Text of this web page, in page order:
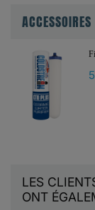
ACCESSOIRES
LES
ONT